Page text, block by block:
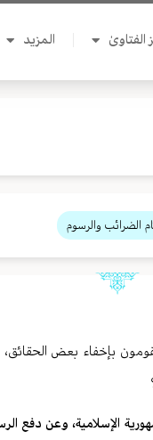
الفتاوىٰ المزيد
الضرائب والرسوم
بإخفاء بعض الحقائق،
الإسلامیة، وعن دفع